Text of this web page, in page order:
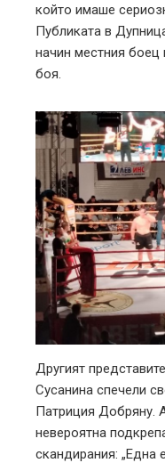
който имаше
Публиката в
начин местния
боя.
Другият
Сусанина спечели
Патриция Добряну.
невероятна
скандирания: „Една